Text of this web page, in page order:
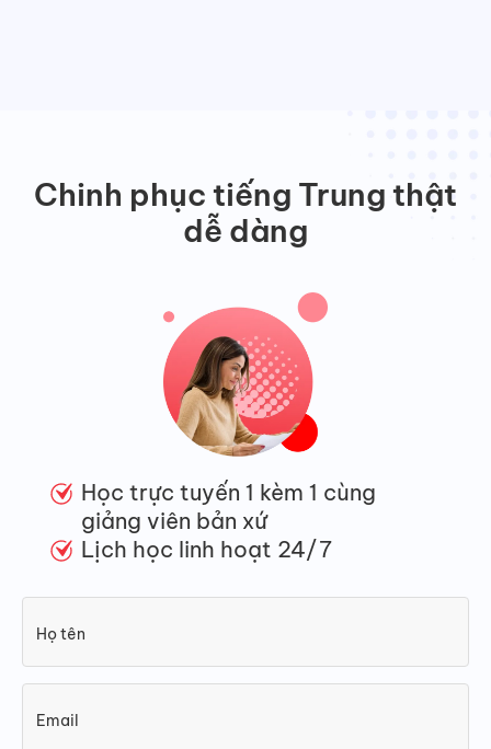
Chinh phục tiếng Trung thật
dễ dàng
Học trực tuyến 1 kèm 1 cùng
giảng viên bản xứ
Lịch học linh hoạt 24/7
Họ tên
Email